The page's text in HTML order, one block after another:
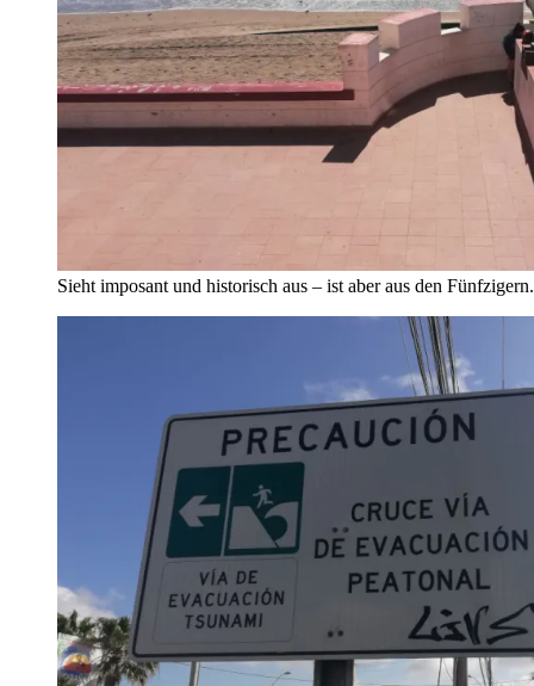
Sieht imposant und historisch aus – ist aber aus den